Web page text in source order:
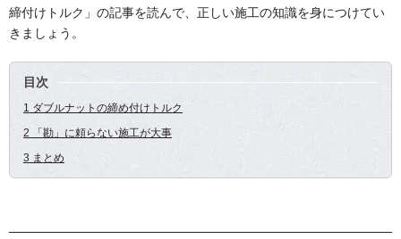
締付けトルク」の記事を読んで、正しい施工の知識を身につけてい
きましょう。
目次
1 ダブルナットの締め付けトルク
2 「勘」に頼らない施工が大事
3 まとめ